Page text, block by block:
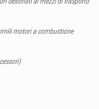
motori a combustione